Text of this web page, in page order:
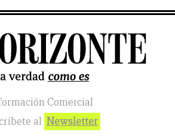
Comercial
al Newsletter